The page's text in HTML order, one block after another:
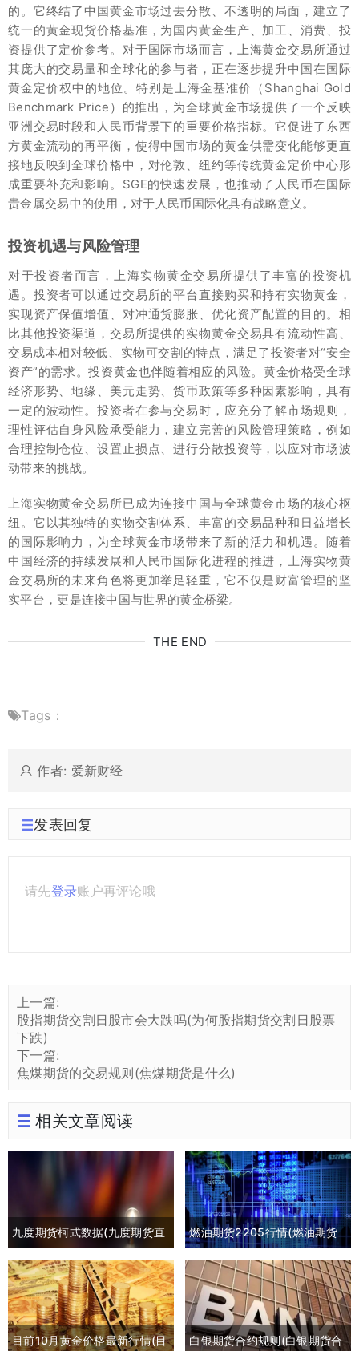
的。它终结了中国黄金市场过去分散、不透明的局面，建立了
统一的黄金现货价格基准，为国内黄金生产、加工、消费、投
资提供了定价参考。对于国际市场而言，上海黄金交易所通过
其庞大的交易量和全球化的参与者，正在逐步提升中国在国际
黄金定价权中的地位。特别是上海金基准价（Shanghai Gold
Benchmark Price）的推出，为全球黄金市场提供了一个反映
亚洲交易时段和人民币背景下的重要价格指标。它促进了东西
方黄金流动的再平衡，使得中国市场的黄金供需变化能够更直
接地反映到全球价格中，对伦敦、纽约等传统黄金定价中心形
成重要补充和影响。SGE的快速发展，也推动了人民币在国际
贵金属交易中的使用，对于人民币国际化具有战略意义。
投资机遇与风险管理
对于投资者而言，上海实物黄金交易所提供了丰富的投资机
遇。投资者可以通过交易所的平台直接购买和持有实物黄金，
实现资产保值增值、对冲通货膨胀、优化资产配置的目的。相
比其他投资渠道，交易所提供的实物黄金交易具有流动性高、
交易成本相对较低、实物可交割的特点，满足了投资者对“安全
资产”的需求。投资黄金也伴随着相应的风险。黄金价格受全球
经济形势、地缘、美元走势、货币政策等多种因素影响，具有
一定的波动性。投资者在参与交易时，应充分了解市场规则，
理性评估自身风险承受能力，建立完善的风险管理策略，例如
合理控制仓位、设置止损点、进行分散投资等，以应对市场波
动带来的挑战。
上海实物黄金交易所已成为连接中国与全球黄金市场的核心枢
纽。它以其独特的实物交割体系、丰富的交易品种和日益增长
的国际影响力，为全球黄金市场带来了新的活力和机遇。随着
中国经济的持续发展和人民币国际化进程的推进，上海实物黄
金交易所的未来角色将更加举足轻重，它不仅是财富管理的坚
实平台，更是连接中国与世界的黄金桥梁。
THE END
Tags：
作者: 爱新财经
发表回复
请先登录账户再评论哦
上一篇:
股指期货交割日股市会大跌吗(为何股指期货交割日股票
下跌)
下一篇:
焦煤期货的交易规则(焦煤期货是什么)
相关文章阅读
九度期货柯式数据(九度期货直
播间)
燃油期货2205行情(燃油期货
2105最新行情)
目前10月黄金价格最新行情(目 白银期货合约规则(白银期货合